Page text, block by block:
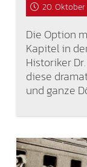
20.
Die Option
Kapitel in
Historiker
diese
und ganze